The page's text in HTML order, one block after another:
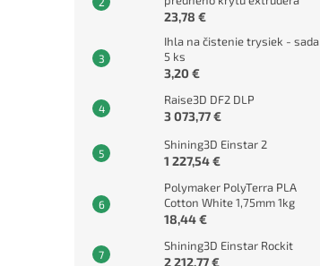
23,78 €
Ihla na čistenie trysiek - sada
5 ks
3,20 €
Raise3D DF2 DLP
3 073,77 €
Shining3D Einstar 2
1 227,54 €
Polymaker PolyTerra PLA
Cotton White 1,75mm 1kg
18,44 €
Shining3D Einstar Rockit
2 212,77 €